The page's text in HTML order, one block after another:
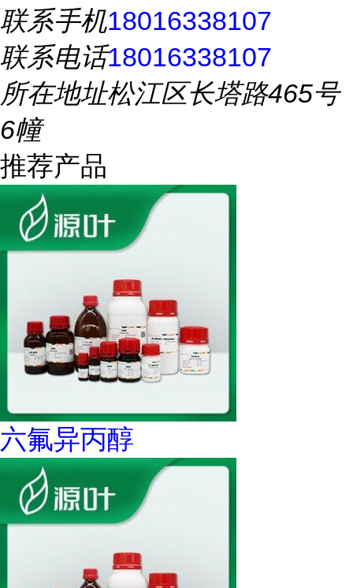
联系手机18016338107
联系电话18016338107
所在地址松江区长塔路465号
6幢
推荐产品
六氟异丙醇